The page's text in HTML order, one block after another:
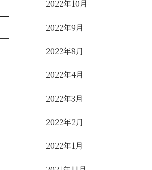
2022年10月
2022年9月
2022年8月
2022年4月
2022年3月
2022年2月
2022年1月